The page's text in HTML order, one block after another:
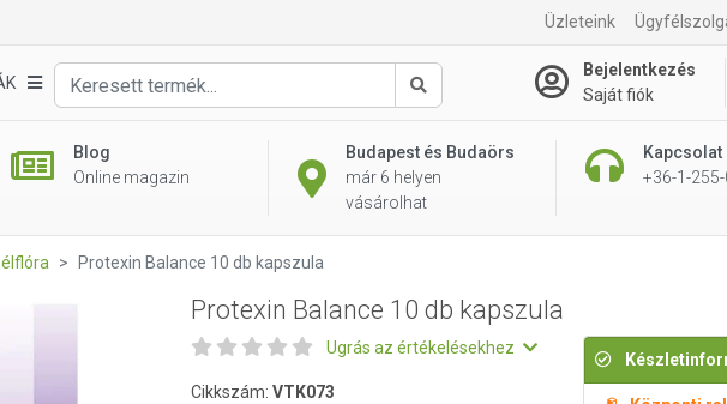
Üzleteink
Keresés
Bejelentkezés
Saját fiók
Blog
Online magazin
Budapest és Budaörs
már 6 helyen
vásárolhat
Kapcsolat
+36-1-
2 590 Ft
Protexin Balance 10 db kapszula
Protexin Balance 10 db kapszula
Ugrás az értékelésekhez
Cikkszám: VTK073